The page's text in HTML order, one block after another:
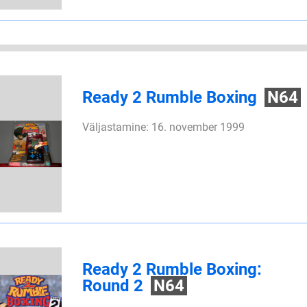
Ready 2 Rumble Boxing N64
Väljastamine: 16. november 1999
Ready 2 Rumble Boxing:
Round 2
N64